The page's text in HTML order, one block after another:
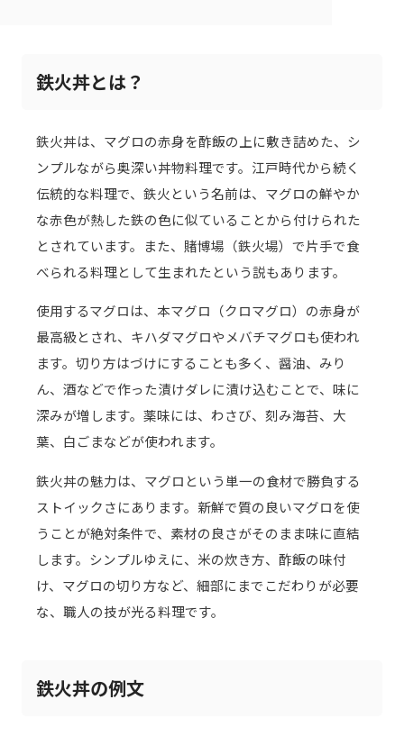
鉄火丼とは？
鉄火丼は、マグロの赤身を酢飯の上に敷き詰めた、シ
ンプルながら奥深い丼物料理です。江戸時代から続く
伝統的な料理で、鉄火という名前は、マグロの鮮やか
な赤色が熱した鉄の色に似ていることから付けられた
とされています。また、賭博場（鉄火場）で片手で食
べられる料理として生まれたという説もあります。
使用するマグロは、本マグロ（クロマグロ）の赤身が
最高級とされ、キハダマグロやメバチマグロも使われ
ます。切り方はづけにすることも多く、醤油、みり
ん、酒などで作った漬けダレに漬け込むことで、味に
深みが増します。薬味には、わさび、刻み海苔、大
葉、白ごまなどが使われます。
鉄火丼の魅力は、マグロという単一の食材で勝負する
ストイックさにあります。新鮮で質の良いマグロを使
うことが絶対条件で、素材の良さがそのまま味に直結
します。シンプルゆえに、米の炊き方、酢飯の味付
け、マグロの切り方など、細部にまでこだわりが必要
な、職人の技が光る料理です。
鉄火丼の例文